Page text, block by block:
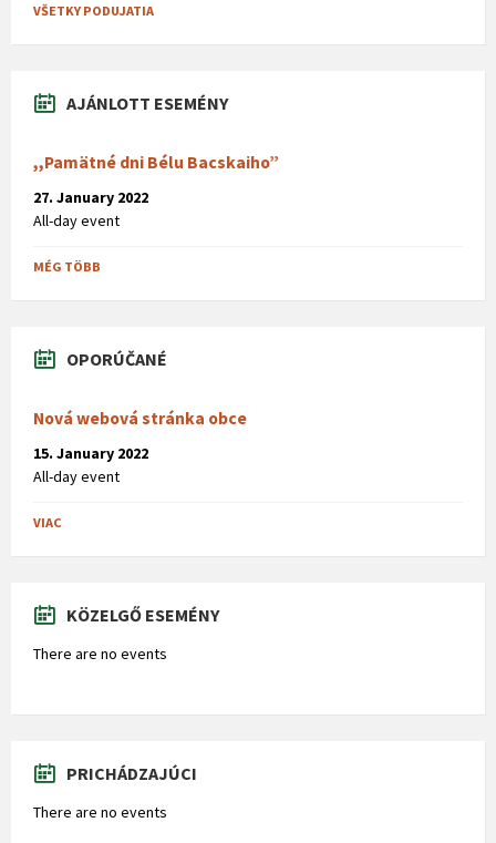
VŠETKY PODUJATIA
AJÁNLOTT ESEMÉNY
,,Pamätné dni Bélu Bacskaiho”
27. January 2022
All-day event
MÉG TÖBB
OPORÚČANÉ
Nová webová stránka obce
15. January 2022
All-day event
VIAC
KÖZELGŐ ESEMÉNY
There are no events
PRICHÁDZAJÚCI
There are no events